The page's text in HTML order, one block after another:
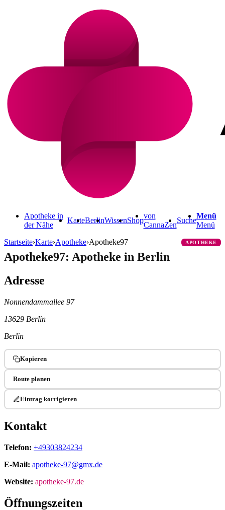
Apotheke in
der Nähe
KarteBerlinWissenShop
von
CannaZen
Suche
Menü
Menü
Startseite›Karte›Apotheke›Apotheke97 APOTHEKE
Apotheke97: Apotheke in Berlin
Adresse
Nonnendammallee 97
13629 Berlin
Berlin
Kopieren
Route planen
Eintrag korrigieren
Kontakt
Telefon: +49303824234
E-Mail: apotheke-97@gmx.de
Website: apotheke-97.de
Öffnungszeiten